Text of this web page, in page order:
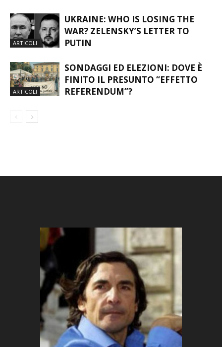
ARTICOLI
UKRAINE: WHO IS LOSING THE
WAR? ZELENSKY’S LETTER TO
PUTIN
ARTICOLI
SONDAGGI ED ELEZIONI: DOVE È
FINITO IL PRESUNTO “EFFETTO
REFERENDUM”?